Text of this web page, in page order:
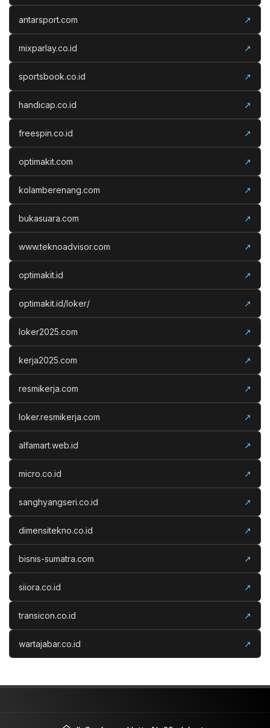
antarsport.com ↗
mixparlay.co.id ↗
sportsbook.co.id ↗
handicap.co.id ↗
freespin.co.id ↗
optimakit.com ↗
kolamberenang.com ↗
bukasuara.com ↗
www.teknoadvisor.com ↗
optimakit.id ↗
optimakit.id/loker/ ↗
loker2025.com ↗
kerja2025.com ↗
resmikerja.com ↗
loker.resmikerja.com ↗
alfamart.web.id ↗
micro.co.id ↗
sanghyangseri.co.id ↗
dimensitekno.co.id ↗
bisnis-sumatra.com ↗
siiora.co.id ↗
transicon.co.id ↗
wartajabar.co.id ↗